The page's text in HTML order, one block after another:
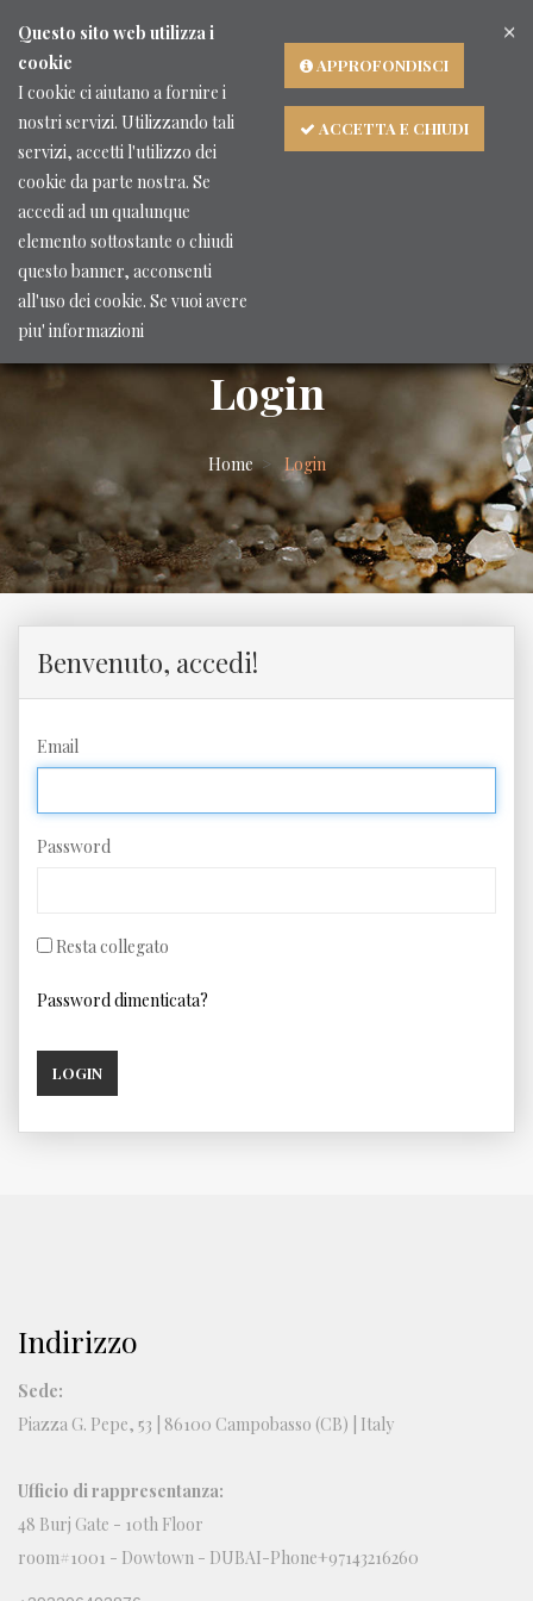
Login
Home Login
Benvenuto, accedi!
Email
Password
Resta collegato
Password dimenticata?
LOGIN
Indirizzo
Sede:
Piazza G. Pepe, 53 | 86100 Campobasso (CB) | Italy
Ufficio di rappresentanza:
48 Burj Gate - 10th Floor
room#1001 - Dowtown - DUBAI-Phone+97143216260
×
Questo sito web utilizza i
cookie
I cookie ci aiutano a fornire i
nostri servizi. Utilizzando tali
servizi, accetti l'utilizzo dei
cookie da parte nostra. Se
accedi ad un qualunque
elemento sottostante o chiudi
questo banner, acconsenti
all'uso dei cookie. Se vuoi avere
piu' informazioni
APPROFONDISCI
ACCETTA E CHIUDI